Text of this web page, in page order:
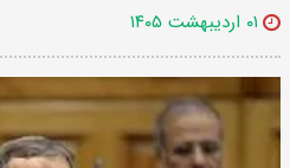
۰۱ اردیبهشت ۱۴۰۵